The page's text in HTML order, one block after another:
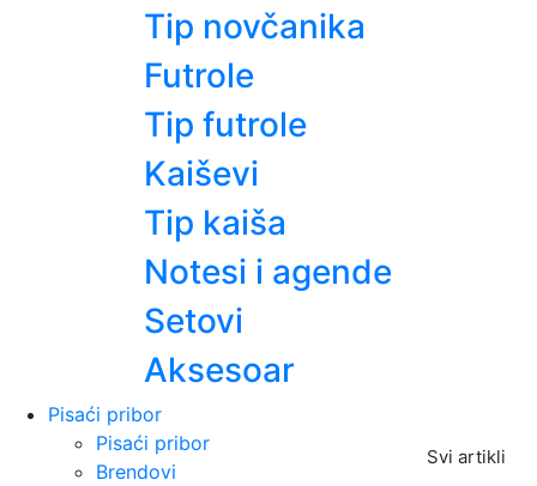
Tip novčanika
Futrole
Tip futrole
Kaiševi
Tip kaiša
Notesi i agende
Setovi
Aksesoar
Pisaći pribor
Svi artikli
Pisaći pribor
Brendovi